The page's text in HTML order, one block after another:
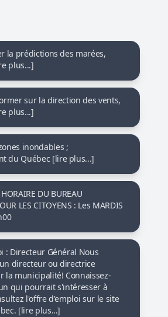
la prédictions des marées,
plus...]
sur la direction des vents,
plus...]
inondables ;
du Québec [lire plus...]
DU BUREAU
LES CITOYENS : Les MARDIS
: Directeur Général Nous
directeur ou directrice
la municipalité! Connaissez-
qui pourrait s'intéresser à
l'offre d'emploi sur le site
[lire plus...]